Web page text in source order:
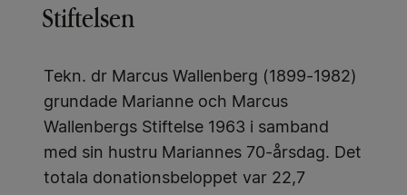
Stiftelsen
Tekn. dr Marcus Wallenberg (1899-1982)
grundade Marianne och Marcus
Wallenbergs Stiftelse 1963 i samband
med sin hustru Mariannes 70-årsdag. Det
totala donationsbeloppet var 22,7